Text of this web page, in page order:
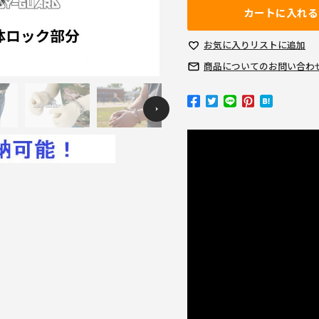
Previous
カートに入れる
お気に入り リストに追加
商品についてのお問い合わ